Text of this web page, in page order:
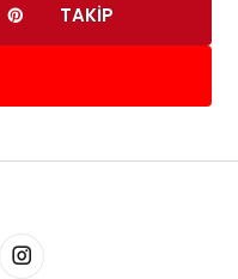
TAKIP